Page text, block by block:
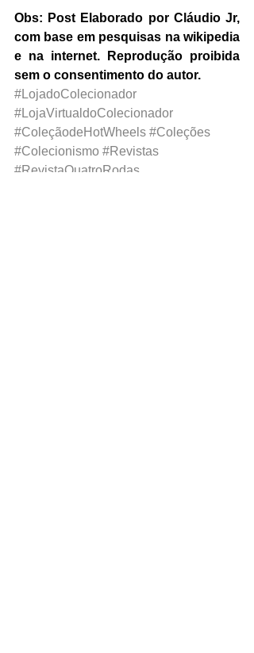
Obs: Post Elaborado por Cláudio Jr,
com base em pesquisas na wikipedia
e na internet. Reprodução proibida
sem o consentimento do autor.
#LojadoColecionador
#LojaVirtualdoColecionador
#ColeçãodeHotWheels #Coleções
#Colecionismo #Revistas
#RevistaQuatroRodas